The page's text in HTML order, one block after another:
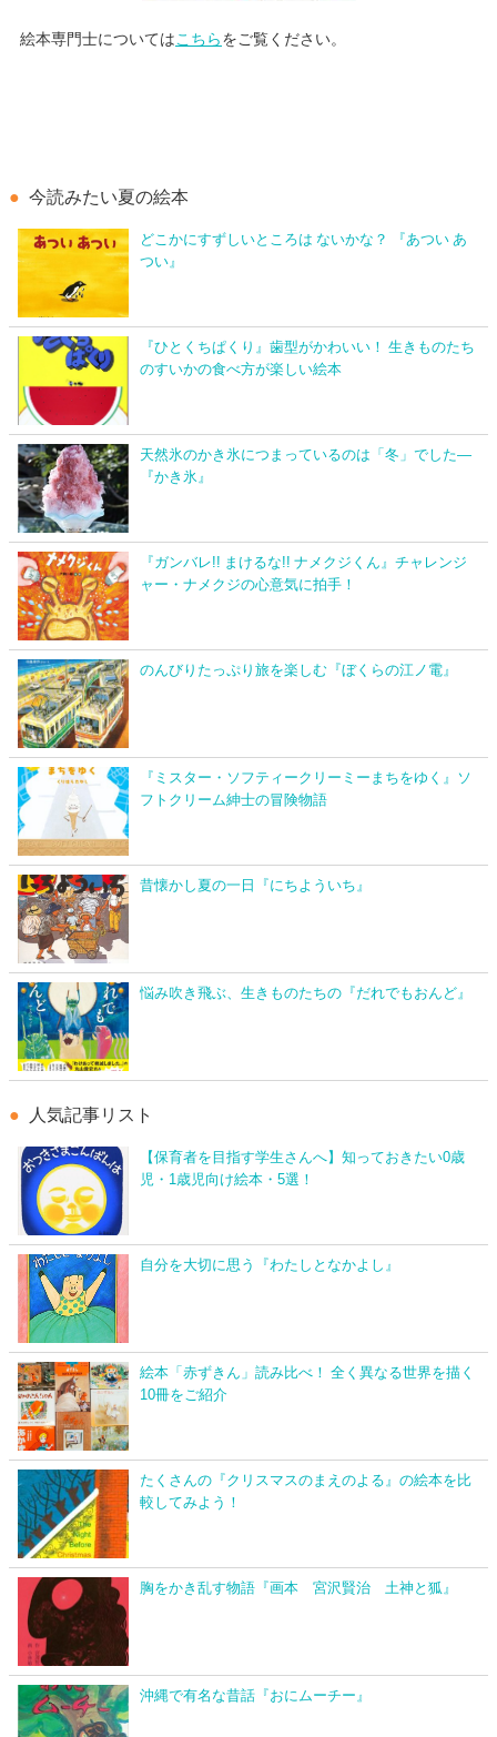
絵本専門士については こちら をご覧ください。
今読みたい夏の絵本
どこかにすずしいところは ないかな？ 『あつい あ
つい』
『ひとくちぱくり』歯型がかわいい！ 生きものたち
のすいかの食べ方が楽しい絵本
天然氷のかき氷につまっているのは「冬」でした―
『かき氷』
『ガンバレ!! まけるな!! ナメクジくん』チャレンジ
ャー・ナメクジの心意気に拍手！
のんびりたっぷり旅を楽しむ『ぼくらの江ノ電』
『ミスター・ソフティークリーミーまちをゆく』ソ
フトクリーム紳士の冒険物語
昔懐かし夏の一日『にちよういち』
悩み吹き飛ぶ、生きものたちの『だれでもおんど』
人気記事リスト
【保育者を目指す学生さんへ】知っておきたい0歳
児・1歳児向け絵本・5選！
自分を大切に思う『わたしとなかよし』
絵本「赤ずきん」読み比べ！ 全く異なる世界を描く
10冊をご紹介
たくさんの『クリスマスのまえのよる』の絵本を比
較してみよう！
胸をかき乱す物語『画本 宮沢賢治 土神と狐』
沖縄で有名な昔話『おにムーチー』